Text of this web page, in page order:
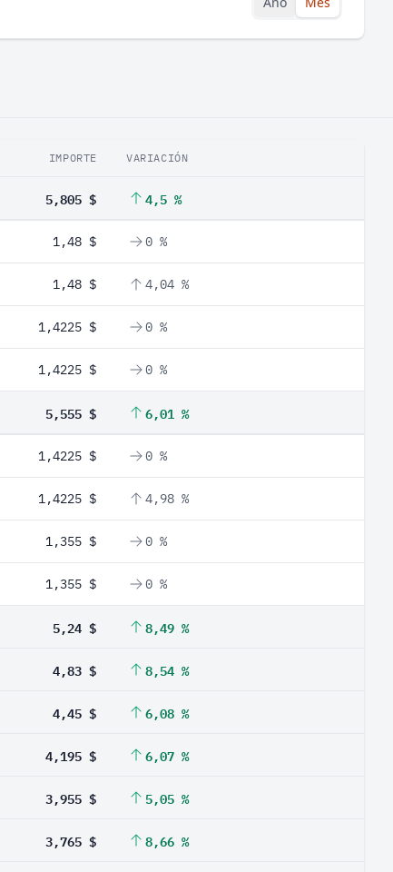
IMPORTE VARIACIÓN
5,805 $ 4,5 %
1,48 $ 0 %
1,48 $ 4,04 %
1,4225 $ 0 %
1,4225 $ 0 %
5,555 $ 6,01 %
1,4225 $ 0 %
1,4225 $ 4,98 %
1,355 $ 0 %
1,355 $ 0 %
5,24 $ 8,49 %
4,83 $ 8,54 %
4,45 $ 6,08 %
4,195 $ 6,07 %
3,955 $ 5,05 %
3,765 $ 8,66 %